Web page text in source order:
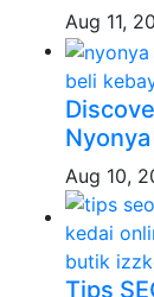
Aug 11,
beli
Aug 10,
butik
Tips